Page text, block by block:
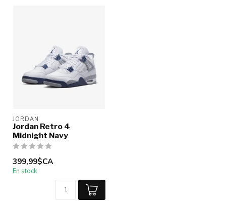
JORDAN
Jordan Retro 4
Midnight Navy
399,99$CA
En stock